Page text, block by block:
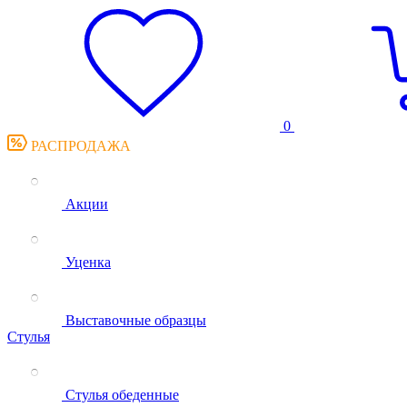
0
РАСПРОДАЖА
Акции
Уценка
Выставочные образцы
Стулья
Стулья обеденные